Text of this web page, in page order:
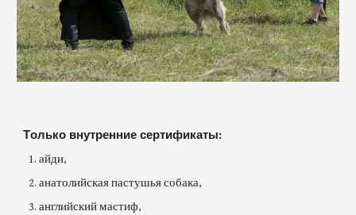
Только внутренние сертификаты:
айди,
анатолийская пастушья собака,
английский мастиф,